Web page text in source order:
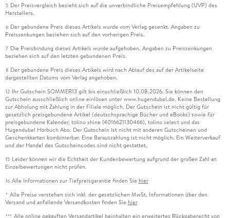
5 Der Preisvergleich bezieht sich auf die unverbindliche Preisempfehlung (UVP) des
Herstellers.
6 Der gebundene Preis dieses Artikels wurde vom Verlag gesenkt. Angaben zu
Preissenkungen beziehen sich auf den vorherigen Preis.
7 Die Preisbindung dieses Artikels wurde aufgehoben. Angaben zu Preissenkungen
beziehen sich auf den letzten gebundenen Preis.
8 Der gebundene Preis dieses Artikels wird nach Ablauf des auf der Artikelseite
dargestellten Datums vom Verlag angehoben.
12 Ihr Gutschein SOMMER13 gilt bis einschließlich 10.08.2026. Sie können den
Gutschein ausschließlich online einlösen unter www.hugendubel.de. Keine Bestellung
zur Abholung mit Zahlung in der Filiale möglich. Der Gutschein ist nicht gültig für
gesetzlich preisgebundene Artikel (deutschsprachige Bücher und eBooks) sowie für
preisgebundene Kalender, tolino shine (4016621130466), tolino select und das
Hugendubel Hörbuch Abo. Der Gutschein ist nicht mit anderen Gutscheinen und
Geschenkkarten kombinierbar. Eine Barauszahlung ist nicht möglich. Ein Weiterverkauf
und der Handel des Gutscheincodes sind nicht gestattet.
15 Leider können wir die Echtheit der Kundenbewertung aufgrund der großen Zahl an
Einzelbewertungen nicht prüfen.
16 Alle Informationen zur Tiefpreisgarantie finden Sie hier
* Alle Preise verstehen sich inkl. der gesetzlichen MwSt. Informationen über den
Versand und anfallende Versandkosten finden Sie hier
*** Alle online gekauften Versandartikel beinhalten ein erweitertes Rückgaberecht von